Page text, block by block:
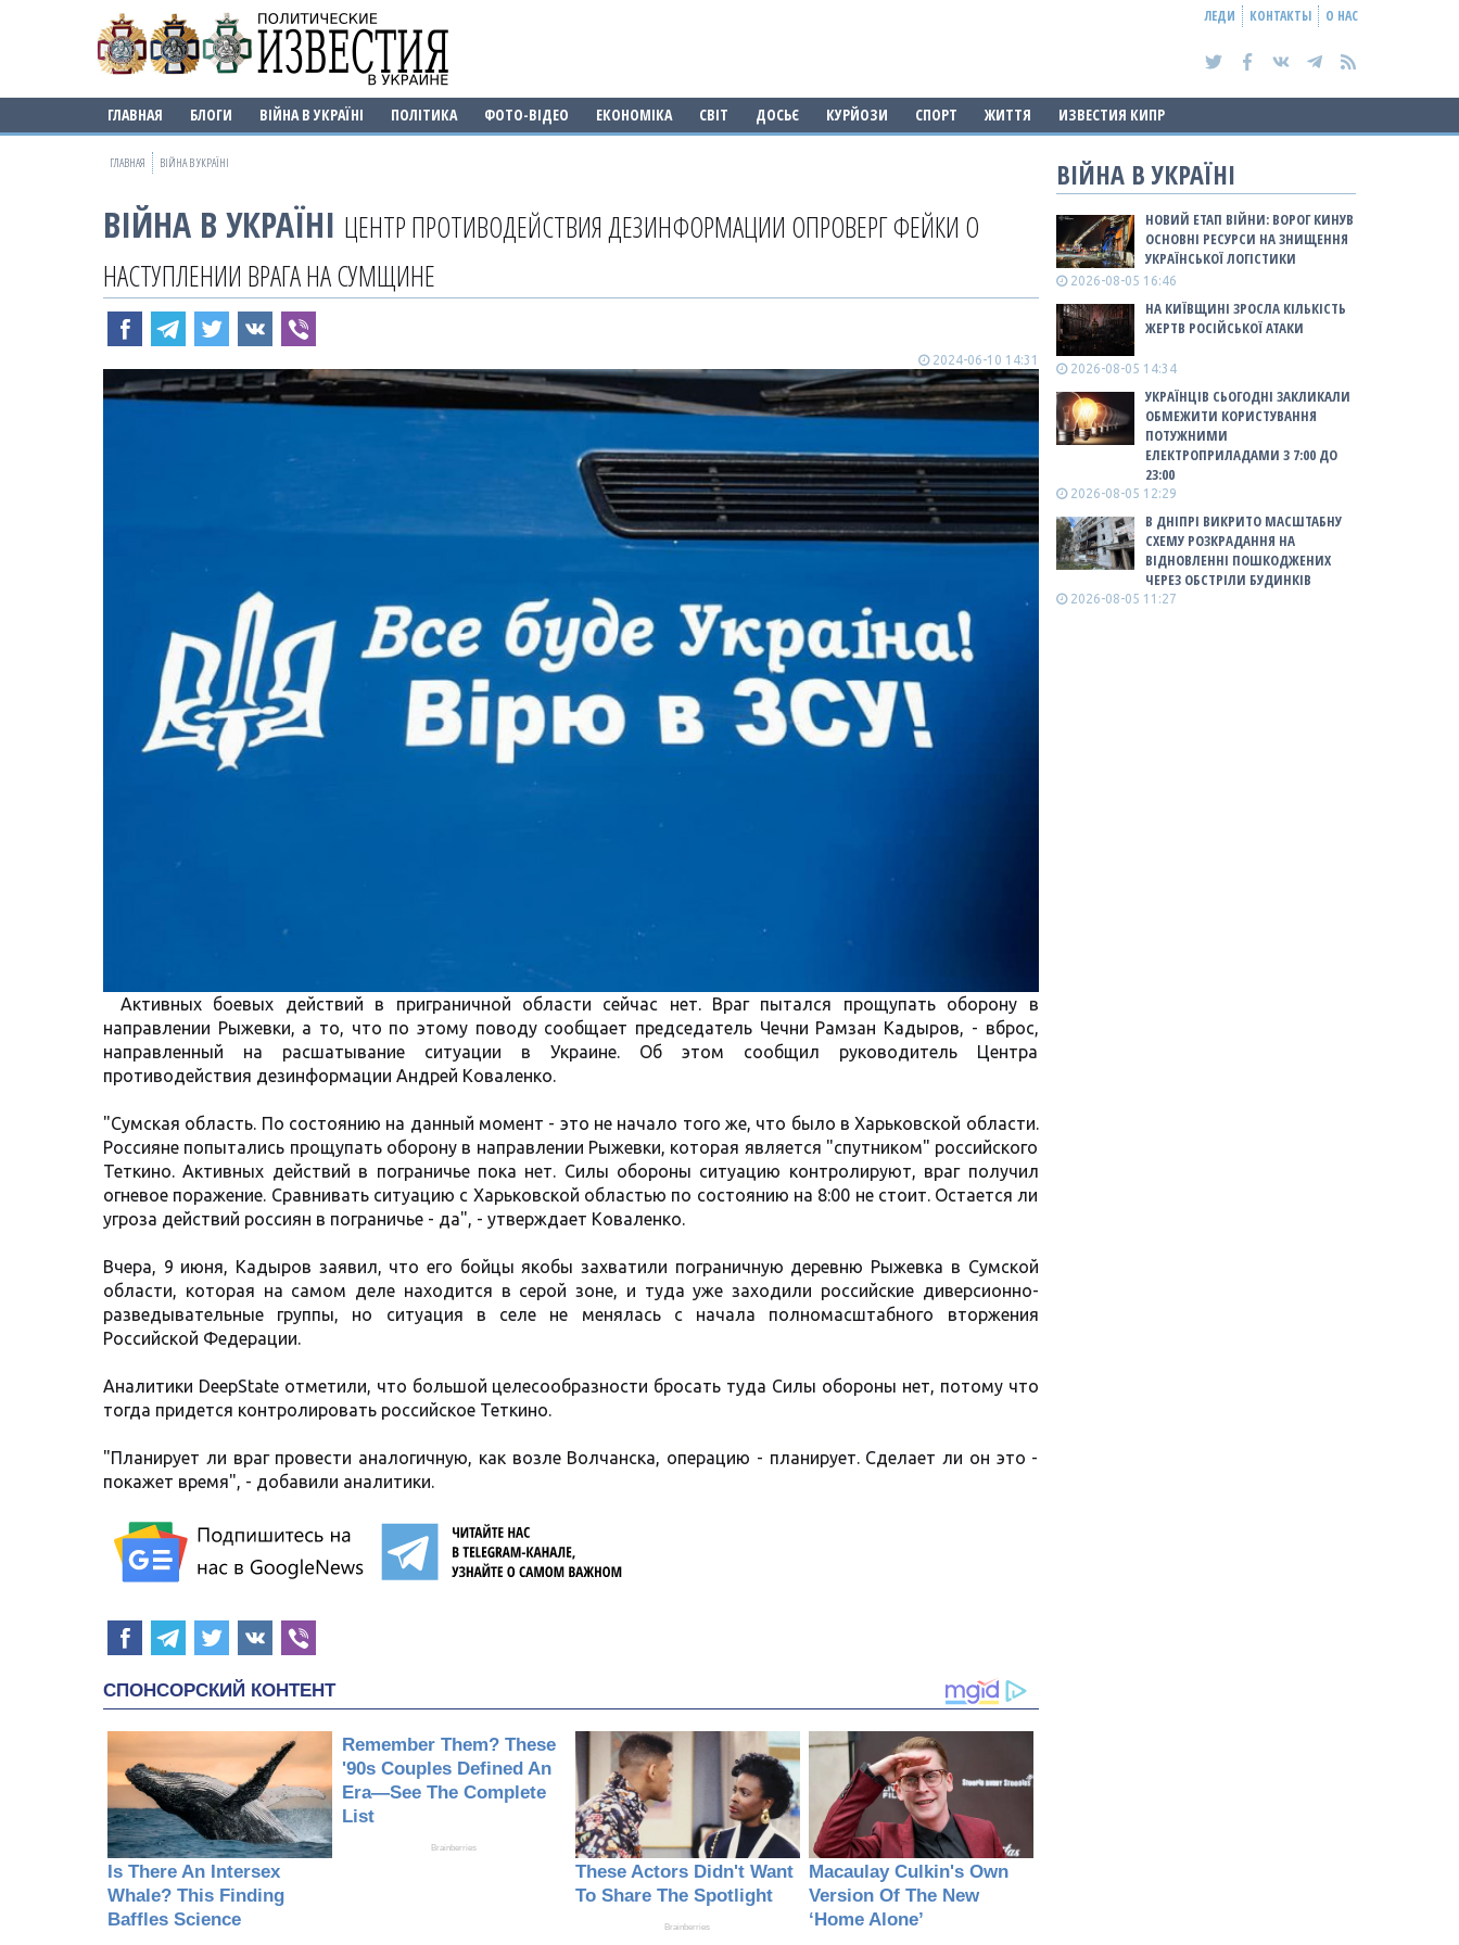
ЛЕДИ КОНТАКТЫ О НАС
ГЛАВНАЯ БЛОГИ ВІЙНА В УКРАЇНІ ПОЛІТИКА ФОТО-ВІДЕО ЕКОНОМІКА СВІТ ДОСЬЄ КУРЙОЗИ СПОРТ ЖИТТЯ ИЗВЕСТИЯ КИПР
ГЛАВНАЯ ВІЙНА В УКРАЇНІ
ВІЙНА В УКРАЇНІ ЦЕНТР ПРОТИВОДЕЙСТВИЯ ДЕЗИНФОРМАЦИИ ОПРОВЕРГ ФЕЙКИ О
НАСТУПЛЕНИИ ВРАГА НА СУМЩИНЕ
2024-06-10 14:31
Активных боевых действий в приграничной области сейчас нет. Враг пытался прощупать оборону в
направлении Рыжевки, а то, что по этому поводу сообщает председатель Чечни Рамзан Кадыров, - вброс,
направленный на расшатывание ситуации в Украине. Об этом сообщил руководитель Центра
противодействия дезинформации Андрей Коваленко.
"Сумская область. По состоянию на данный момент - это не начало того же, что было в Харьковской области.
Россияне попытались прощупать оборону в направлении Рыжевки, которая является "спутником" российского
Теткино. Активных действий в пограничье пока нет. Силы обороны ситуацию контролируют, враг получил
огневое поражение. Сравнивать ситуацию с Харьковской областью по состоянию на 8:00 не стоит. Остается ли
угроза действий россиян в пограничье - да", - утверждает Коваленко.
Вчера, 9 июня, Кадыров заявил, что его бойцы якобы захватили пограничную деревню Рыжевка в Сумской
области, которая на самом деле находится в серой зоне, и туда уже заходили российские диверсионно-
разведывательные группы, но ситуация в селе не менялась с начала полномасштабного вторжения
Российской Федерации.
Аналитики DeepState отметили, что большой целесообразности бросать туда Силы обороны нет, потому что
тогда придется контролировать российское Теткино.
"Планирует ли враг провести аналогичную, как возле Волчанска, операцию - планирует. Сделает ли он это -
покажет время", - добавили аналитики.
ВІЙНА В УКРАЇНІ
НОВИЙ ЕТАП ВІЙНИ: ВОРОГ КИНУВ
ОСНОВНІ РЕСУРСИ НА ЗНИЩЕННЯ
УКРАЇНСЬКОЇ ЛОГІСТИКИ
2026-08-05 16:46
НА КИЇВЩИНІ ЗРОСЛА КІЛЬКІСТЬ
ЖЕРТВ РОСІЙСЬКОЇ АТАКИ
2026-08-05 14:34
УКРАЇНЦІВ СЬОГОДНІ ЗАКЛИКАЛИ
ОБМЕЖИТИ КОРИСТУВАННЯ
ПОТУЖНИМИ
ЕЛЕКТРОПРИЛАДАМИ З 7:00 ДО
23:00
2026-08-05 12:29
В ДНІПРІ ВИКРИТО МАСШТАБНУ
СХЕМУ РОЗКРАДАННЯ НА
ВІДНОВЛЕННІ ПОШКОДЖЕНИХ
ЧЕРЕЗ ОБСТРІЛИ БУДИНКІВ
2026-08-05 11:27